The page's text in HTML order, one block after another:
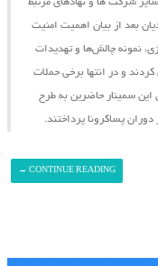
بعد از بیان اهمیت امنیت
نمونه چالش‌ها و تهدیدات
و در انتها برخی حملات
این سمینار حاضرین به طرح
پساکرونا پرداختند.
CONTINUE READING
→